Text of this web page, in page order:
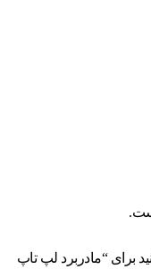
برای “مادربرد لپ تاپ